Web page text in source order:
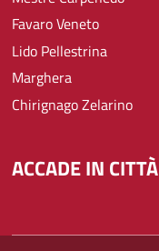
Favaro Veneto
Lido Pellestrina
Marghera
Chirignago Zelarino
ACCADE IN CITTÀ